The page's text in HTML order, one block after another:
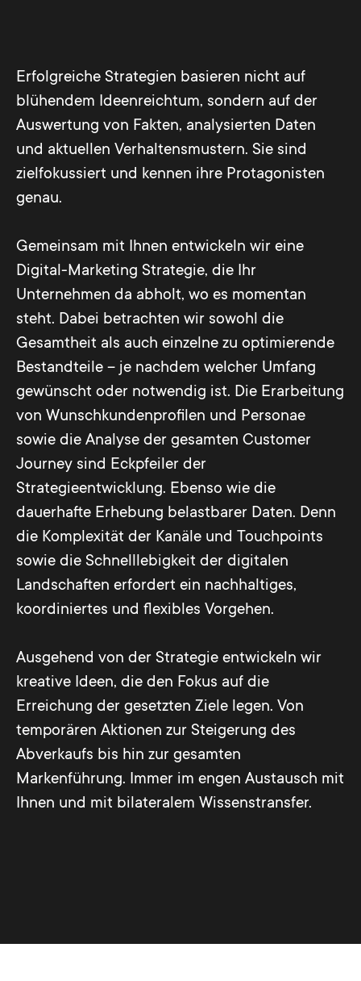
Erfolgreiche Strategien basieren nicht auf
blühendem Ideenreichtum, sondern auf der
Auswertung von Fakten, analysierten Daten
und aktuellen Verhaltensmustern. Sie sind
zielfokussiert und kennen ihre Protagonisten
genau.
Gemeinsam mit Ihnen entwickeln wir eine
Digital-Marketing Strategie, die Ihr
Unternehmen da abholt, wo es momentan
steht. Dabei betrachten wir sowohl die
Gesamtheit als auch einzelne zu optimierende
Bestandteile – je nachdem welcher Umfang
gewünscht oder notwendig ist. Die Erarbeitung
von Wunschkundenprofilen und Personae
sowie die Analyse der gesamten Customer
Journey sind Eckpfeiler der
Strategieentwicklung. Ebenso wie die
dauerhafte Erhebung belastbarer Daten. Denn
die Komplexität der Kanäle und Touchpoints
sowie die Schnelllebigkeit der digitalen
Landschaften erfordert ein nachhaltiges,
koordiniertes und flexibles Vorgehen.
Ausgehend von der Strategie entwickeln wir
kreative Ideen, die den Fokus auf die
Erreichung der gesetzten Ziele legen. Von
temporären Aktionen zur Steigerung des
Abverkaufs bis hin zur gesamten
Markenführung. Immer im engen Austausch mit
Ihnen und mit bilateralem Wissenstransfer.